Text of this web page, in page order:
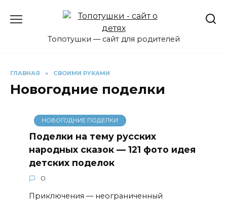
Топотушки — сайт для родителей
ГЛАВНАЯ » СВОИМИ РУКАМИ
Новогодние поделки
НОВОГОДНИЕ ПОДЕЛКИ
Поделки на тему русских
народных сказок — 121 фото идея
детских поделок
0
Приключения — неограниченный